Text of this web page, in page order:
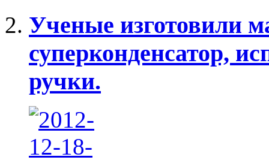
Ученые изготовили
суперконденсатор,
ручки.